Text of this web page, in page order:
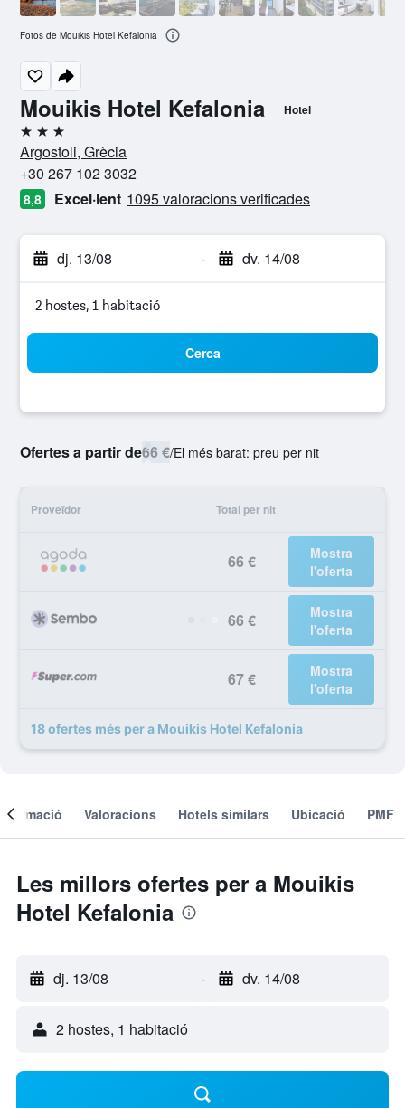
Mouikis Hotel Kefalonia Hotel
3 estrelles
Argostoli, Grècia
+30 267 102 3032
8,8 Excel·lent 1095 valoracions verificades
dj. 13/08 - dv. 14/08
2 hostes, 1 habitació
Cerca
Ofertes a partir de66 €/El més barat: preu per nit
Proveïdor Total per nit
66 €
Mostra
l'oferta
66 €
Mostra
l'oferta
67 €
Mostra
l'oferta
18 ofertes més per a Mouikis Hotel Kefalonia
Fotos de Mouikis Hotel Kefalonia
Valoracions Hotels similars Ubicació PMF
Les millors ofertes per a Mouikis
Hotel Kefalonia
dj. 13/08 - dv. 14/08
2 hostes, 1 habitació